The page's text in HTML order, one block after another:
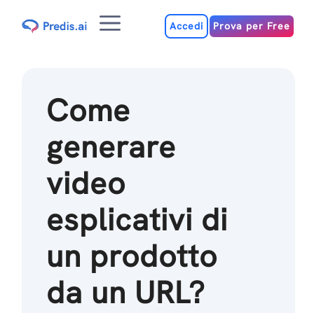
MenuAccedi Prova per Free
Come
generare
video
esplicativi di
un prodotto
da un URL?